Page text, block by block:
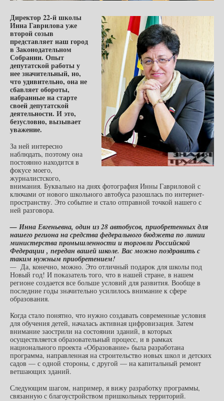
Директор 22-й школы
Инна Гаврилова уже
второй созыв
представляет наш город
в Законодательном
Собрании. Опыт
депутатской работы у
нее значительный, но,
что удивительно, она не
сбавляет обороты,
набранные на старте
своей депутатской
деятельности. И это,
безусловно, вызывает
уважение.
За ней интересно
наблюдать, поэтому она
постоянно находится в
фокусе моего,
журналистского,
внимания. Буквально на днях фотография Инны Гавриловой с
ключами от нового школьного автобуса разошлась по интернет-
пространству. Это событие и стало отправной точкой нашего с
ней разговора.
— Инна Евгеньевна, один из 28 автобусов, приобретенных для
нашего региона на средства федерального бюджета по линии
министерства промышленности и торговли Российской
Федерации , передан вашей школе. Вас можно поздравить с
таким нужным приобретением!
— Да, конечно, можно. Это отличный подарок для школы под
Новый год! И показатель того, что в нашей стране, в нашем
регионе создается все больше условий для развития. Вообще в
последние годы значительно усилилось внимание к сфере
образования.
Когда стало понятно, что нужно создавать современные условия
для обучения детей, началась активная цифровизация. Затем
внимание заострили на состоянии зданий, в которых
осуществляется образовательный процесс, и в рамках
национального проекта «Образование» была разработана
программа, направленная на строительство новых школ и детских
садов — с одной стороны, с другой — на капитальный ремонт
ветшающих зданий.
Следующим шагом, например, я вижу разработку программы,
связанную с благоустройством пришкольных территорий.